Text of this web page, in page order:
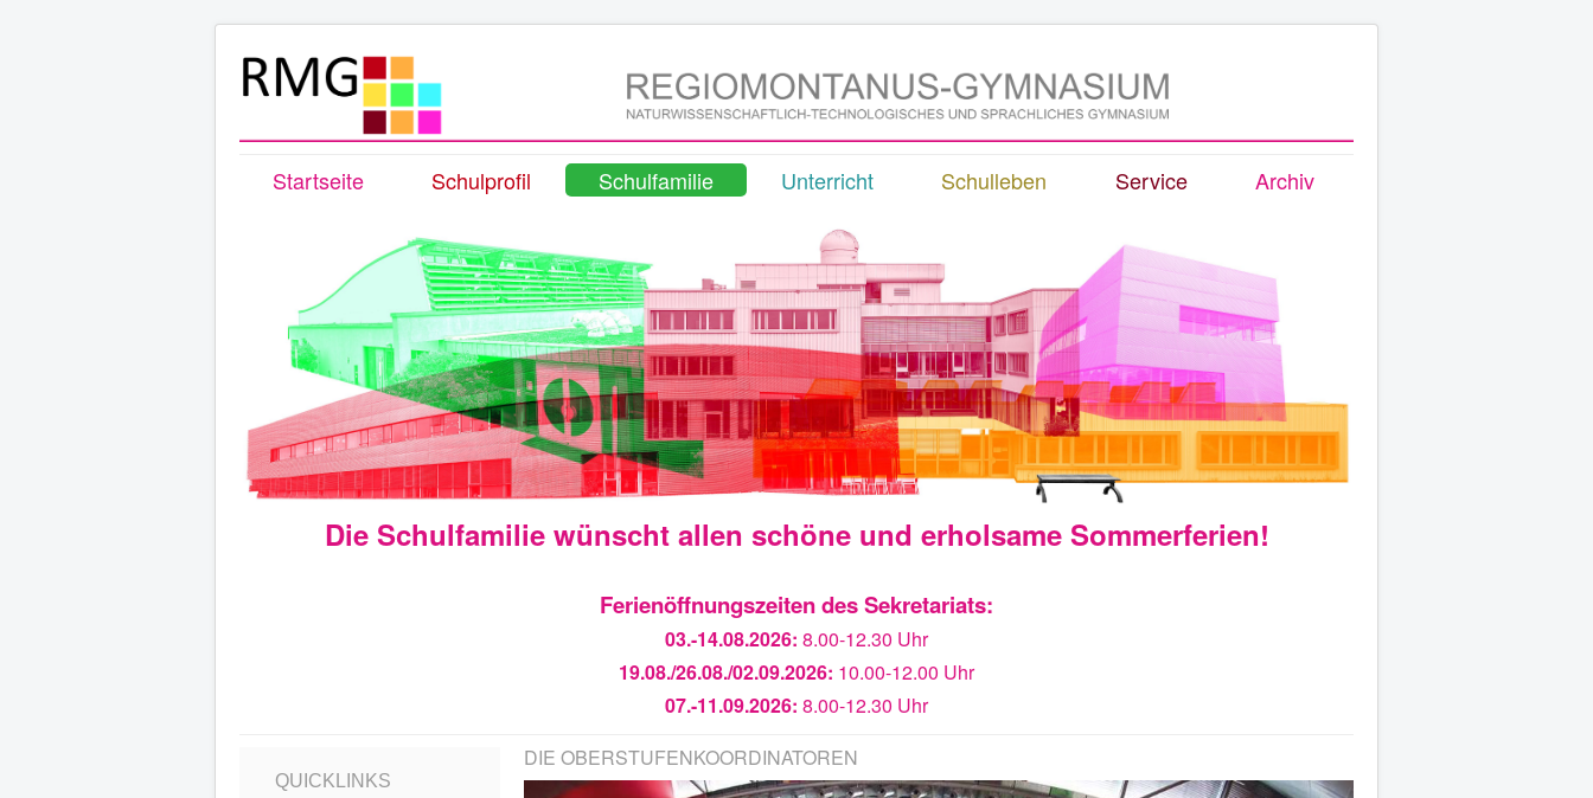
Startseite Schulprofil Schulfamilie Unterricht Schulleben Service Archiv
Die Schulfamilie wünscht allen schöne und erholsame Sommerferien!
Ferienöffnungszeiten des Sekretariats:
03.-14.08.2026: 8.00-12.30 Uhr
19.08./26.08./02.09.2026: 10.00-12.00 Uhr
07.-11.09.2026: 8.00-12.30 Uhr
QUICKLINKS
DIE OBERSTUFENKOORDINATOREN